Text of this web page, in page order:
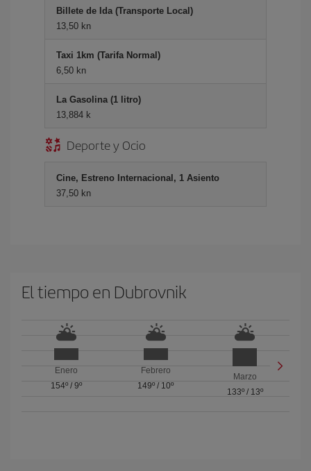
Billete de Ida (Transporte Local)
13,50 kn
Taxi 1km (Tarifa Normal)
6,50 kn
La Gasolina (1 litro)
13,884 k
Deporte y Ocio
Cine, Estreno Internacional, 1 Asiento
37,50 kn
El tiempo en Dubrovnik
Enero
154º/ 9º
Febrero
149º / 10º
Marzo
133º/ 13º